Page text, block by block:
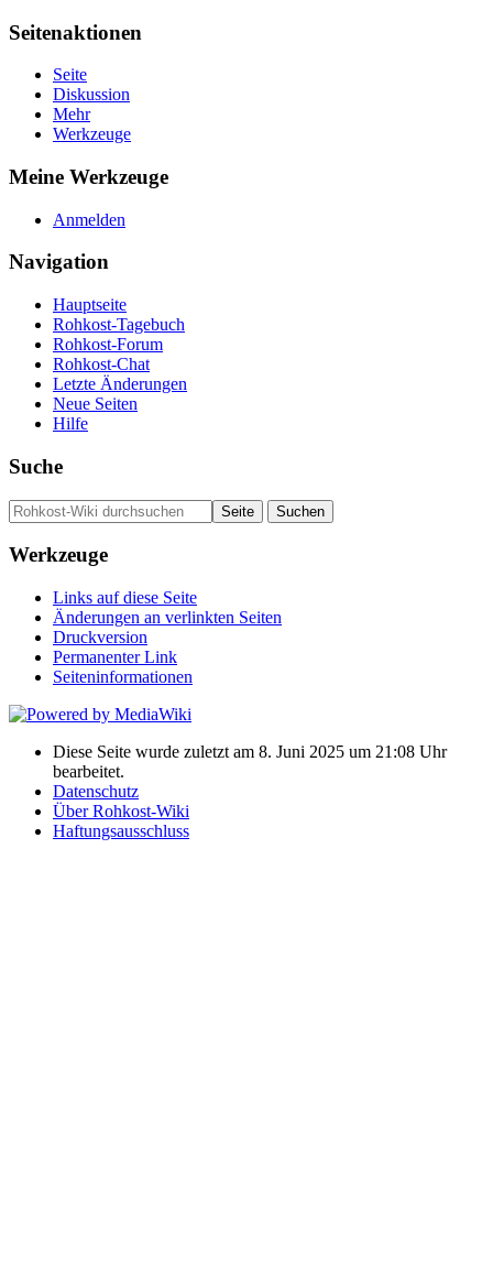
Seitenaktionen
Seite
Diskussion
Mehr
Werkzeuge
Meine Werkzeuge
Anmelden
Navigation
Hauptseite
Rohkost-Tagebuch
Rohkost-Forum
Rohkost-Chat
Letzte Änderungen
Neue Seiten
Hilfe
Suche
Werkzeuge
Links auf diese Seite
Änderungen an verlinkten Seiten
Druckversion
Permanenter Link
Seiten­­informationen
Diese Seite wurde zuletzt am 8. Juni 2025 um 21:08 Uhr
bearbeitet.
Datenschutz
Über Rohkost-Wiki
Haftungsausschluss